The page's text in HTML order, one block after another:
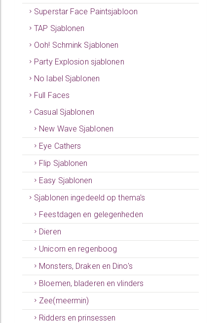
Superstar Face Paintsjabloon
TAP Sjablonen
Ooh! Schmink Sjablonen
Party Explosion sjablonen
No label Sjablonen
Full Faces
Casual Sjablonen
New Wave Sjablonen
Eye Cathers
Flip Sjablonen
Easy Sjablonen
Sjablonen ingedeeld op thema's
Feestdagen en gelegenheden
Dieren
Unicorn en regenboog
Monsters, Draken en Dino's
Bloemen, bladeren en vlinders
Zee(meermin)
Ridders en prinsessen